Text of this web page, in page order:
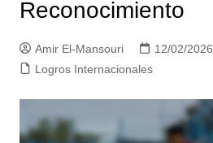
Reconocimiento
Amir El-Mansouri 12/02/2026
Logros Internacionales